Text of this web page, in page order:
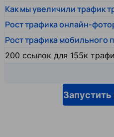
Как мы увеличили трафик
Рост трафика онлайн-
Рост трафика мобильного
200 ссылок для 155к